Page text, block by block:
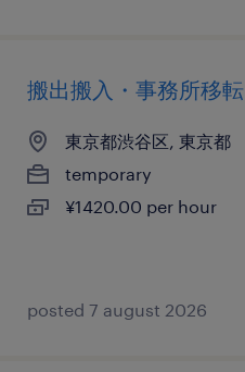
搬出搬入・事務所移転
東京都渋谷区, 東京都
temporary
¥1420.00 per hour
posted 7 august 2026